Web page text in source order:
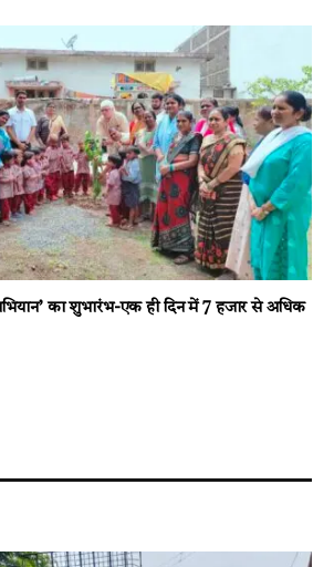
का शुभारंभ-एक ही दिन में 7 हजार से अधिक